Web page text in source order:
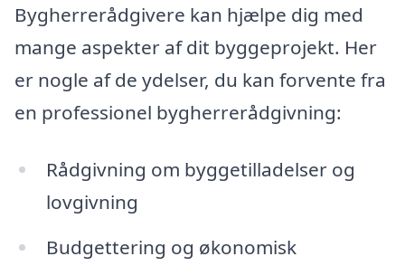
Bygherrerådgivere kan hjælpe dig med
mange aspekter af dit byggeprojekt. Her
er nogle af de ydelser, du kan forvente fra
en professionel bygherrerådgivning:
Rådgivning om byggetilladelser og
lovgivning
Budgettering og økonomisk